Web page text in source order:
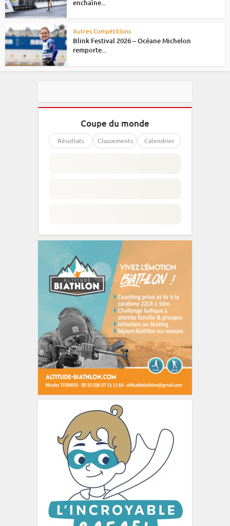
enchaîne...
Autres Compétitions
Blink Festival 2026 – Océane Michelon
remporte...
Coupe du monde
Résultats Classements Calendrier